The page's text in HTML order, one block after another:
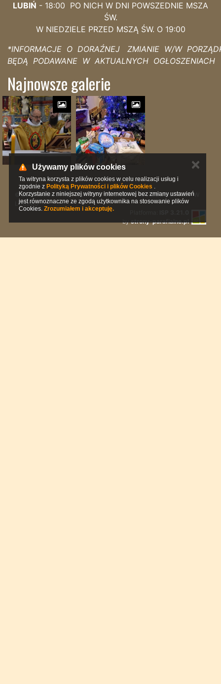
LUBIŃ - 18:00 PO NICH W DNI POWSZEDNIE MSZA
ŚW.
W NIEDZIELE PRZED MSZĄ ŚW. O 19:00
*INFORMACJE O DORAŹNEJ ZMIANIE W/W
BĘDĄ PODAWANE W AKTUALNYCH OGŁOSZENIACH
Najnowsze galerie
© 2019 PARAFIA RZYMSKOKATOLICKA PW. NARODZENIA NMP W
LUBINIU
bystrony-parafialne.pl
Używamy plików cookies
Ta witryna korzysta z plików cookies w celu realizacji usług i
zgodnie z Polityką Prywatności i plików Cookies .
Korzystanie z niniejszej witryny internetowej bez zmiany ustawień
jest równoznaczne ze zgodą użytkownika na stosowanie plików
Cookies. Zrozumiałem i akceptuję.
✕